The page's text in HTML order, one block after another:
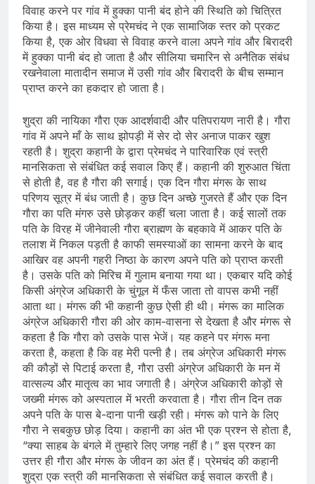
विवाह करने पर गांव में हुक्का पानी बंद होने की स्थिति को चित्रित
किया है। इस माध्यम से प्रेमचंद ने एक सामाजिक स्तर को प्रकट
किया है, एक ओर विधवा से विवाह करने वाला अपने गांव और बिरादरी
में हुक्का पानी बंद हो जाता है और सीलिया चमारिन से अनैतिक संबंध
रखनेवाला मातादीन समाज में उसी गांव और बिरादरी के बीच सम्मान
प्राप्त करने का हकदार हो जाता है।
शुद्रा की नायिका गौरा एक आदर्शवादी और पतिपरायण नारी है। गौरा
गांव में अपने माँ के साथ झोपड़ी में सेर दो सेर अनाज पाकर खुश
रहती है। शुद्रा कहानी के द्वारा प्रेमचंद ने पारिवारिक एवं स्त्री
मानसिकता से संबंधित कई सवाल किए हैं। कहानी की शुरुआत चिंता
से होती है, वह है गौरा की सगाई। एक दिन गौरा मंगरू के साथ
परिणय सूत्र में बंध जाती है। कुछ दिन अच्छे गुजरते हैं और एक दिन
गौरा का पति मंगरु उसे छोड़कर कहीं चला जाता है। कई सालों तक
पति के विरह में जीनेवाली गौरा ब्राह्मण के बहकावे में आकर पति के
तलाश में निकल पड़ती है काफी समस्याओं का सामना करने के बाद
आखिर वह अपनी गहरी निष्ठा के कारण अपने पति को प्राप्त करती
है। उसके पति को मिरिच में गुलाम बनाया गया था। एकबार यदि कोई
किसी अंग्रेज अधिकारी के चुंगूल में फँस जाता तो वापस कभी नहीं
आता था। मंगरू की भी कहानी कुछ ऐसी ही थी। मंगरू का मालिक
अंग्रेज अधिकारी गौरा की ओर काम-वासना से देखता है और मंगरू से
कहता है कि गौरा को उसके पास भेजें। यह कहने पर मंगरू मना
करता है, कहता है कि वह मेरी पत्नी है। तब अंग्रेज अधिकारी मंगरू
की कौड़ों से पिटाई करता है, गौरा उसी अंग्रेज अधिकारी के मन में
वात्सल्य और मातृत्व का भाव जगाती है। अंग्रेज अधिकारी कोड़ों से
जख्मी मंगरू को अस्पताल में भरती करवाता है। गौरा तीन दिन तक
अपने पति के पास बे-दाना पानी खड़ी रही। मंगरू को पाने के लिए
गौरा ने सबकुछ छोड़ दिया। कहानी का अंत भी एक प्रश्न से होता है,
“क्या साहब के बंगले में तुम्हारे लिए जगह नहीं है।” इस प्रश्न का
उत्तर ही गौरा और मंगरू के जीवन का अंत हैं। प्रेमचंद की कहानी
शुद्रा एक स्त्री की मानसिकता से संबंधित कई सवाल करती है।